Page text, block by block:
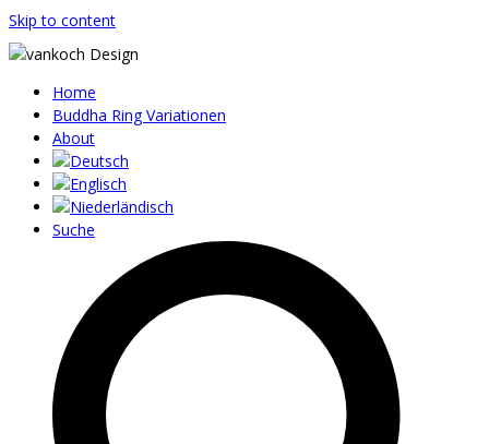
Skip to content
Home
Buddha Ring Variationen
About
Suche